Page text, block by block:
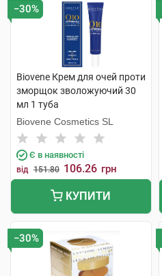
−30%
Biovene Крем для очей проти
зморщок зволожуючий 30
мл 1 туба
Biovene Cosmetics SL
Є в наявності
від 151.80 106.26 грн
КУПИТИ
−30%